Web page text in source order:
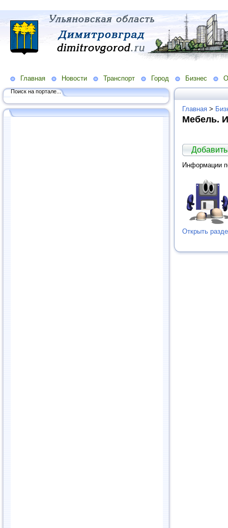
Главная Новости Транспорт Город Бизнес
Поиск на портале...
Главная >
Мебель.
Информации
Открыть